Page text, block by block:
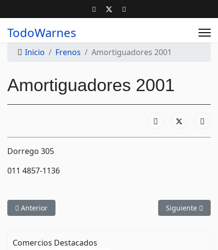
TodoWarnes
Inicio Frenos Amortiguadores 2001
Amortiguadores 2001
Dorrego 305
011 4857-1136
Artículo anterior: Auto Repuestos SA
Anterior Artículo
Siguiente
Comercios Destacados